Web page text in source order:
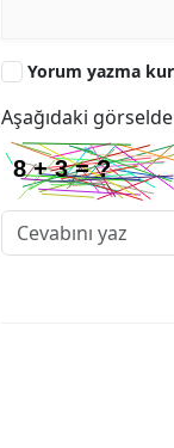
Yorum yazma
Aşağıdaki